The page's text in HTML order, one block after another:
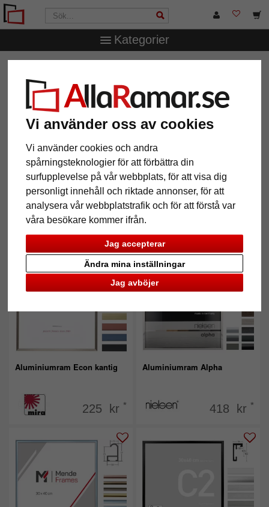
Vi använder oss av cookies
Vi använder cookies och andra
spårningsteknologier för att förbättra din
surfupplevelse på vår webbplats, för att visa dig
personligt innehåll och riktade annonser, för att
analysera vår webbplatstrafik och för att förstå var
våra besökare kommer ifrån.
Jag accepterar
Jag avböjer
Ändra mina inställningar
Kategorier
20x30
12 Artiklar Populärast
Grid
Aluminiumram Econ kantig
225 kr *
Aluminiumram Alpha
418 kr *